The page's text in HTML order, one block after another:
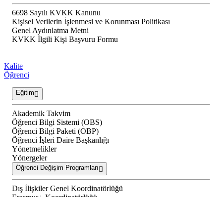
6698 Sayılı KVKK Kanunu
Kişisel Verilerin İşlenmesi ve Korunması Politikası
Genel Aydınlatma Metni
KVKK İlgili Kişi Başvuru Formu
Kalite
Öğrenci
Eğitim
Akademik Takvim
Öğrenci Bilgi Sistemi (OBS)
Öğrenci Bilgi Paketi (OBP)
Öğrenci İşleri Daire Başkanlığı
Yönetmelikler
Yönergeler
Öğrenci Değişim Programları
Dış İlişkiler Genel Koordinatörlüğü